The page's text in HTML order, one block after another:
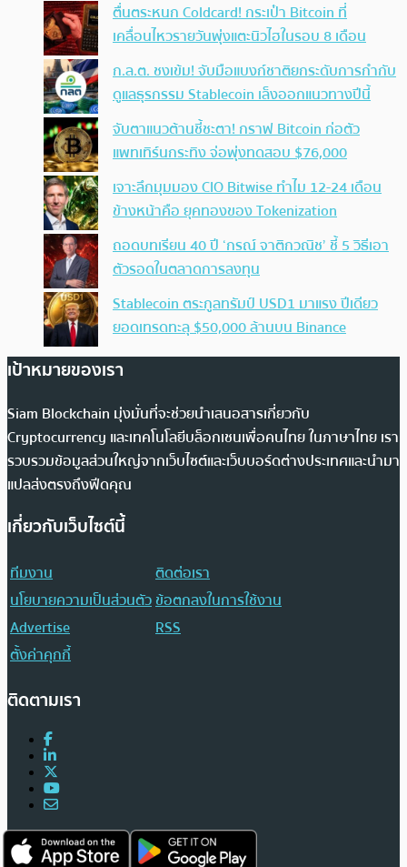
ตื่นตระหนก Coldcard! กระเป๋า Bitcoin ที่
เคลื่อนไหวรายวันพุ่งแตะนิวไฮในรอบ 8 เดือน
ก.ล.ต. ชงเข้ม! จับมือแบงก์ชาติยกระดับการกำกับ
ดูแลธุรกรรม Stablecoin เล็งออกแนวทางปีนี้
จับตาแนวต้านชี้ชะตา! กราฟ Bitcoin ก่อตัว
แพทเทิร์นกระทิง จ่อพุ่งทดสอบ $76,000
เจาะลึกมุมมอง CIO Bitwise ทำไม 12-24 เดือน
ข้างหน้าคือ ยุคทองของ Tokenization
ถอดบทเรียน 40 ปี ‘กรณ์ จาติกวณิช’ ชี้ 5 วิธีเอา
ตัวรอดในตลาดการลงทุน
Stablecoin ตระกูลทรัมป์ USD1 มาแรง ปีเดียว
ยอดเทรดทะลุ $50,000 ล้านบน Binance
เป้าหมายของเรา
Siam Blockchain มุ่งมั่นที่จะช่วยนำเสนอสารเกี่ยวกับ
Cryptocurrency และเทคโนโลยีบล็อกเชนเพื่อคนไทย ในภาษาไทย เรา
รวบรวมข้อมูลส่วนใหญ่จากเว็บไซต์และเว็บบอร์ดต่างประเทศและนำมา
แปลส่งตรงถึงฟีดคุณ
เกี่ยวกับเว็บไซต์นี้
ทีมงาน
ติดต่อเรา
นโยบายความเป็นส่วนตัวข้อตกลงในการใช้งาน
Advertise
RSS
ตั้งค่าคุกกี้
ติดตามเรา